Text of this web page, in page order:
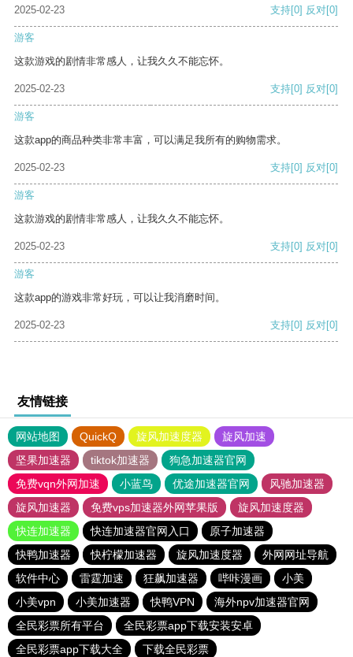
2025-02-23
支持[0] 反对[0]
游客
这款游戏的剧情非常感人，让我久久不能忘怀。
2025-02-23 支持[0] 反对[0]
游客
这款app的商品种类非常丰富，可以满足我所有的购物需求。
2025-02-23 支持[0] 反对[0]
游客
这款游戏的剧情非常感人，让我久久不能忘怀。
2025-02-23 支持[0] 反对[0]
游客
这款app的游戏非常好玩，可以让我消磨时间。
2025-02-23 支持[0] 反对[0]
友情链接
网站地图 QuickQ 旋风加速度器
旋风加速
坚果加速器
tiktok加速器
狗急加速器官网
免费vqn外网加速
小蓝鸟 优途加速器官网
风驰加速器
旋风加速器
免费vps加速器外网苹果版
旋风加速度器
快连加速器
快连加速器官网入口
原子加速器
快鸭加速器
快柠檬加速器 旋风加速度器
外网网址导航
软件中心
雷霆加速 狂飙加速器 哔咔漫画
小美
小美vpn
小美加速器 快鸭VPN
海外npv加速器官网
全民彩票所有平台
全民彩票app下载安装安卓
全民彩票app下载大全
下载全民彩票